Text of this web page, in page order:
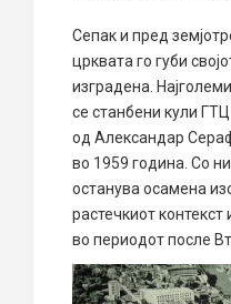
Сепак и пред
црквата го губи
изградена.
се станбени кули
од Александар
во 1959 година. Со
останува осамена
растечкиот контекст
во периодот после